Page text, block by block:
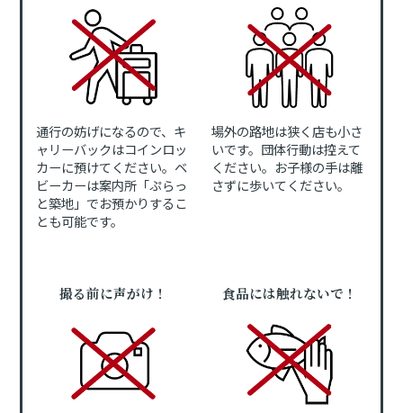
通行の妨げになるので、キ
ャリーバックはコインロッ
カーに預けてください。ベ
ビーカーは案内所「ぷらっ
と築地」でお預かりするこ
とも可能です。
場外の路地は狭く店も小さ
いです。団体行動は控えて
ください。お子様の手は離
さずに歩いてください。
撮る前に声がけ！ 食品には触れないで！